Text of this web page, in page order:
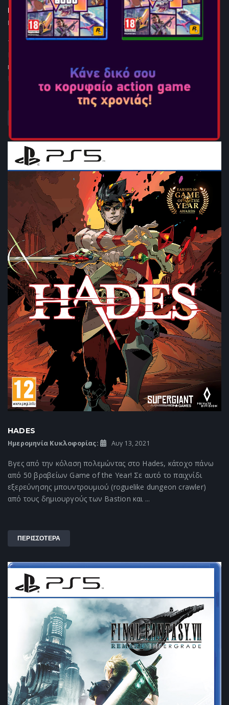
HOGWARTS LEGACY
Ημερομηνία Κυκλοφορίας: Φεβ 10, 2023
Τώρα διαθέσιμο και για PlayStation 4 και Xbox One.Το
Hogwarts Legacy είναι ένα RPG παιχνίδι δράσης ανοιχτού
κόσμου, που διαδραματίζεται στο σύμπαν των βιβλίων Χάρι
Πότερ. Ξεκινήστε ένα ταξίδι μέσα σε ...
HADES
Ημερομηνία Κυκλοφορίας: Αυγ 13, 2021
Βγες από την κόλαση πολεμώντας στο Hades, κάτοχο πάνω
από 50 βραβείων Game of the Year! Σε αυτό το παιχνίδι
εξερεύνησης μπουντρουμιού (roguelike dungeon crawler)
από τους δημιουργούς των Bastion και ...
ΠΕΡΙΣΣΟΤΕΡΑ